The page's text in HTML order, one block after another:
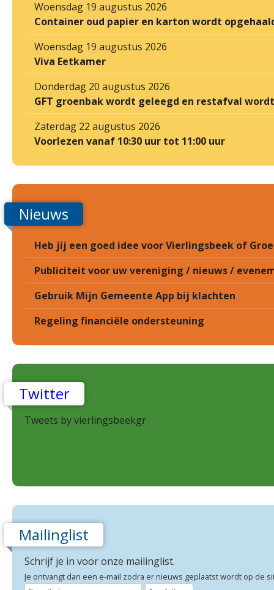
Woensdag 19 augustus 2026
Container oud papier en karton wordt
Woensdag 19 augustus 2026
Viva Eetkamer
Donderdag 20 augustus 2026
GFT groenbak wordt geleegd en restafval
Zaterdag 22 augustus 2026
Voorlezen vanaf 10:30 uur tot 11:00 uur
Nieuws
Heb jij een goed idee voor Vierlingsbeek of
Publiciteit voor uw vereniging / nieuws /
Gebruik Mijn Gemeente App bij klachten
Regeling financiële ondersteuning
Twitter
Tweets by vierlingsbeekgr
Mailinglist
Schrijf je in voor onze mailinglist.
Je ontvangt dan een e-mail zodra er nieuws geplaatst wordt op de